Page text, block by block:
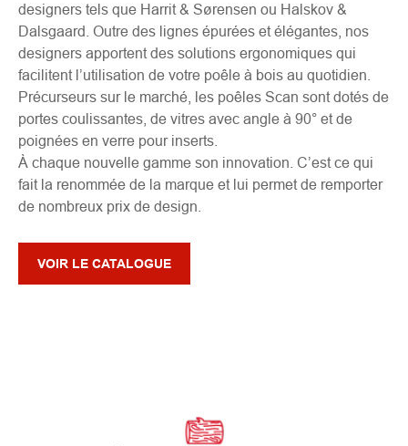
designers tels que Harrit & Sørensen ou Halskov &
Dalsgaard. Outre des lignes épurées et élégantes, nos
designers apportent des solutions ergonomiques qui
facilitent l’utilisation de votre poêle à bois au quotidien.
Précurseurs sur le marché, les poêles Scan sont dotés de
portes coulissantes, de vitres avec angle à 90° et de
poignées en verre pour inserts.
À chaque nouvelle gamme son innovation. C’est ce qui
fait la renommée de la marque et lui permet de remporter
de nombreux prix de design.
VOIR LE CATALOGUE